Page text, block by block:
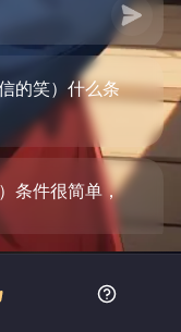
的笑）什么条
条件很简单，